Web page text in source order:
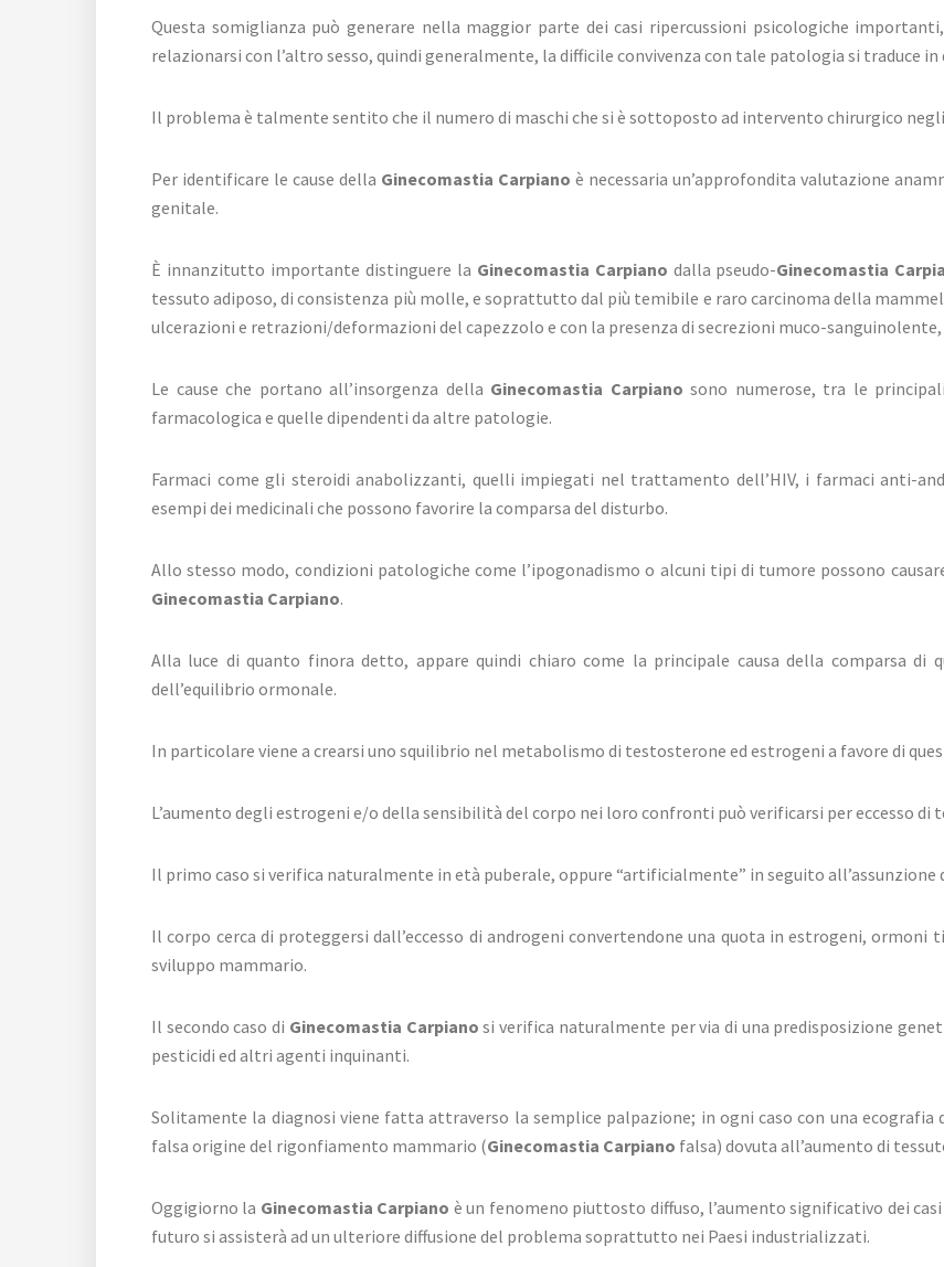
Questa somiglianza può generare nella maggior parte dei casi ripercussioni psicologiche
relazionarsi con l’altro sesso, quindi generalmente, la difficile convivenza con tale patologia si traduce in
Il problema è talmente sentito che il numero di maschi che si è sottoposto ad intervento chirurgico
Per identificare le cause della Ginecomastia Carpiano è necessaria un’approfondita valutazione
genitale.
È innanzitutto importante distinguere la Ginecomastia Carpiano dalla pseudo-Ginecomastia
tessuto adiposo, di consistenza più molle, e soprattutto dal più temibile e raro carcinoma della
ulcerazioni e retrazioni/deformazioni del capezzolo e con la presenza di secrezioni muco-sanguinolente,
Le cause che portano all’insorgenza della Ginecomastia Carpiano sono numerose, tra le
farmacologica e quelle dipendenti da altre patologie.
Farmaci come gli steroidi anabolizzanti, quelli impiegati nel trattamento dell’HIV, i farmaci anti-
esempi dei medicinali che possono favorire la comparsa del disturbo.
Allo stesso modo, condizioni patologiche come l’ipogonadismo o alcuni tipi di tumore possono
Ginecomastia Carpiano.
Alla luce di quanto finora detto, appare quindi chiaro come la principale causa della comparsa di
dell’equilibrio ormonale.
In particolare viene a crearsi uno squilibrio nel metabolismo di testosterone ed estrogeni a favore di
L’aumento degli estrogeni e/o della sensibilità del corpo nei loro confronti può verificarsi per eccesso di
Il primo caso si verifica naturalmente in età puberale, oppure “artificialmente” in seguito
Il corpo cerca di proteggersi dall’eccesso di androgeni convertendone una quota in estrogeni,
sviluppo mammario.
Il secondo caso di Ginecomastia Carpiano si verifica naturalmente per via di una predisposizione
pesticidi ed altri agenti inquinanti.
Solitamente la diagnosi viene fatta attraverso la semplice palpazione; in ogni caso con una
falsa origine del rigonfiamento mammario (Ginecomastia Carpiano falsa) dovuta all’aumento di
Oggigiorno la Ginecomastia Carpiano è un fenomeno piuttosto diffuso, l’aumento significativo dei
futuro si assisterà ad un ulteriore diffusione del problema soprattutto nei Paesi industrializzati.